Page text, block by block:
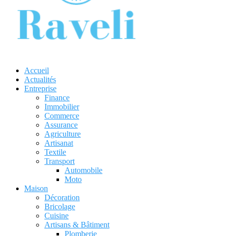
Accueil
Actualités
Entreprise
Finance
Immobilier
Commerce
Assurance
Agriculture
Artisanat
Textile
Transport
Automobile
Moto
Maison
Décoration
Bricolage
Cuisine
Artisans & Bâtiment
Plomberie